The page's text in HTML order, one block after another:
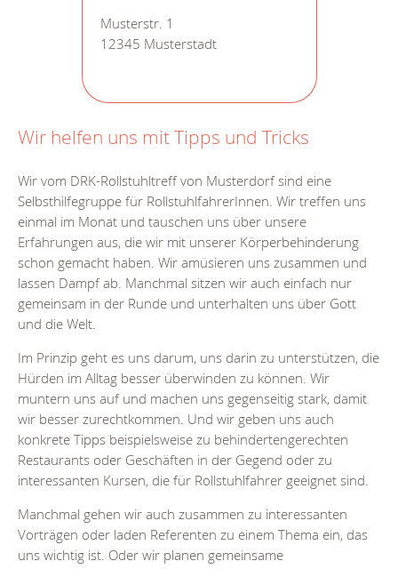
Musterstr. 1
12345 Musterstadt
Wir helfen uns mit Tipps und Tricks
Wir vom DRK-Rollstuhltreff von Musterdorf sind eine
Selbsthilfegruppe für RollstuhlfahrerInnen. Wir treffen uns
einmal im Monat und tauschen uns über unsere
Erfahrungen aus, die wir mit unserer Körperbehinderung
schon gemacht haben. Wir amüsieren uns zusammen und
lassen Dampf ab. Manchmal sitzen wir auch einfach nur
gemeinsam in der Runde und unterhalten uns über Gott
und die Welt.
Im Prinzip geht es uns darum, uns darin zu unterstützen, die
Hürden im Alltag besser überwinden zu können. Wir
muntern uns auf und machen uns gegenseitig stark, damit
wir besser zurechtkommen. Und wir geben uns auch
konkrete Tipps beispielsweise zu behindertengerechten
Restaurants oder Geschäften in der Gegend oder zu
interessanten Kursen, die für Rollstuhlfahrer geeignet sind.
Manchmal gehen wir auch zusammen zu interessanten
Vorträgen oder laden Referenten zu einem Thema ein, das
uns wichtig ist. Oder wir planen gemeinsame